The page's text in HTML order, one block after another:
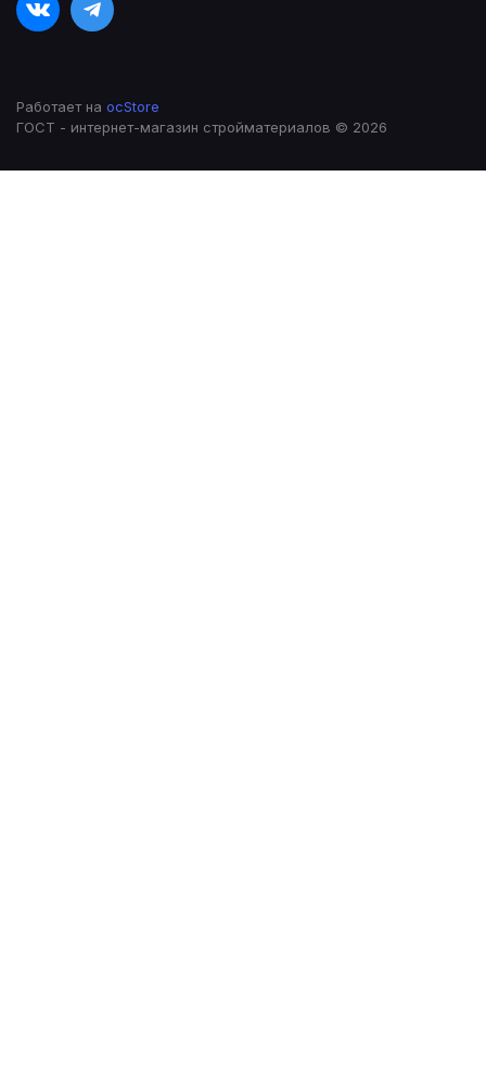
Работает на ocStore
ГОСТ - интернет-магазин стройматериалов © 2026